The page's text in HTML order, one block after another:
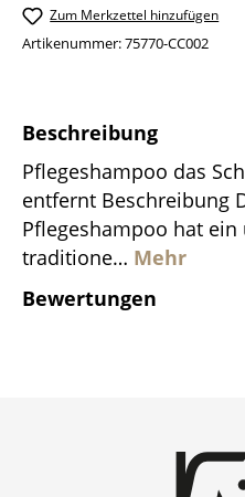
Zum Merkzettel hinzufügen
Artikenummer:75770-CC002
Beschreibung
Pflegeshampoo das
entfernt Beschreibung
Pflegeshampoo hat ein
traditione… Mehr
Bewertungen